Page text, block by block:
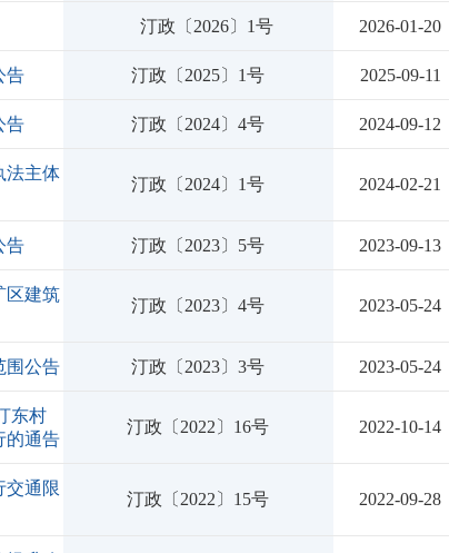
汀政〔2026〕1号 2026-01-20
告 汀政〔2025〕1号 2025-09-11
告 汀政〔2024〕4号 2024-09-12
法主体
汀政〔2024〕1号 2024-02-21
告 汀政〔2023〕5号 2023-09-13
区建筑
汀政〔2023〕4号 2023-05-24
围公告 汀政〔2023〕3号 2023-05-24
东村
的通告
汀政〔2022〕16号 2022-10-14
交通限
汀政〔2022〕15号 2022-09-28